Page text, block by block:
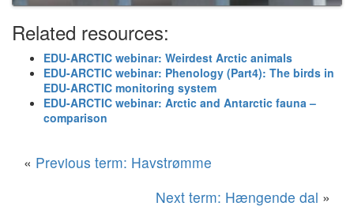
Related resources:
EDU-ARCTIC webinar: Weirdest Arctic animals
EDU-ARCTIC webinar: Phenology (Part4): The birds in
EDU-ARCTIC monitoring system
EDU-ARCTIC webinar: Arctic and Antarctic fauna –
comparison
« Previous term: Havstrømme
Next term: Hængende dal »